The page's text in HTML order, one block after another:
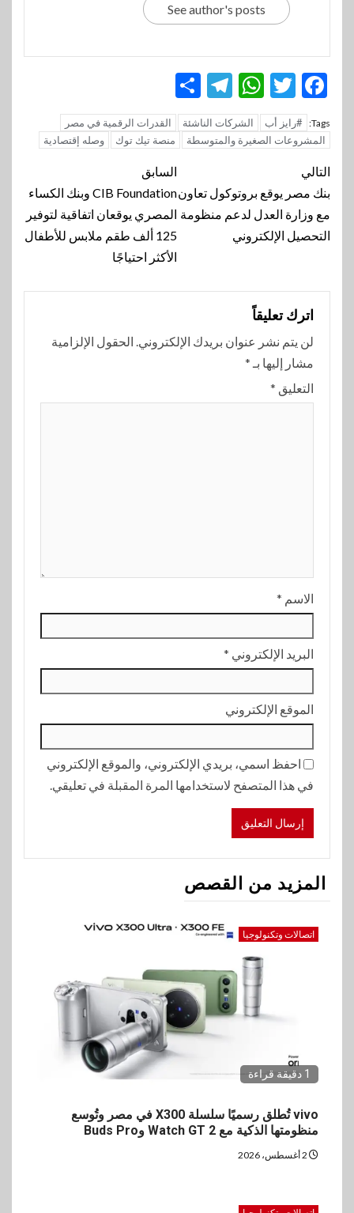
See author's posts
Facebook
Twitter
WhatsApp
Telegram
Tags: #رايز أب الشركات الناشئة
القدرات الرقمية في مصر
المشروعات الصغيرة والمتوسطة
منصة تيك توك وصله إقتصادية
تنقل
المقالة
السابق
CIB Foundation وبنك الكساء
المصري يوقعان اتفاقية لتوفير
125 ألف طقم ملابس للأطفال
الأكثر احتياجًا
التالي
بنك مصر يوقع بروتوكول تعاون
مع وزارة العدل لدعم منظومة
التحصيل الإلكتروني
اترك تعليقاً
لن يتم نشر عنوان بريدك الإلكتروني. الحقول الإلزامية
مشار إليها بـ *
التعليق *
الاسم *
البريد الإلكتروني *
الموقع الإلكتروني
احفظ اسمي، بريدي الإلكتروني، والموقع الإلكتروني
في هذا المتصفح لاستخدامها المرة المقبلة في تعليقي.
المزيد من القصص
اتصالات وتكنولوجيا
1 دقيقة قراءة
vivo تُطلق رسميًا سلسلة X300 في مصر وتُوسع
منظومتها الذكية مع Watch GT 2 وBuds Pro